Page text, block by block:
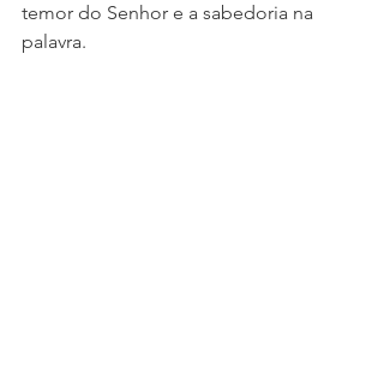
temor do Senhor e a sabedoria na
palavra.